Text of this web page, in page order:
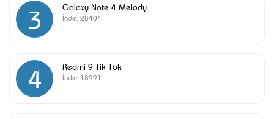
3 Galaxy Note 4 Melody
İndir: 28404
4 Redmi 9 Tik Tok
İndir: 18991